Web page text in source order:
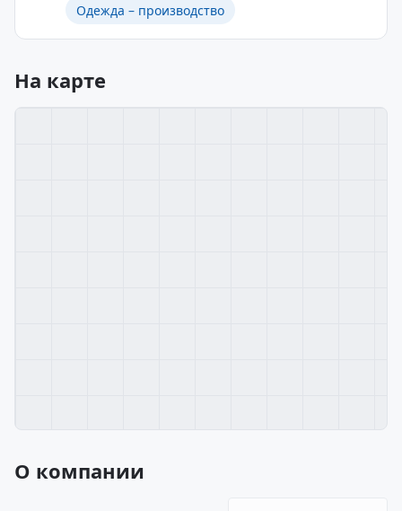
Одежда – производство
На карте
О компании